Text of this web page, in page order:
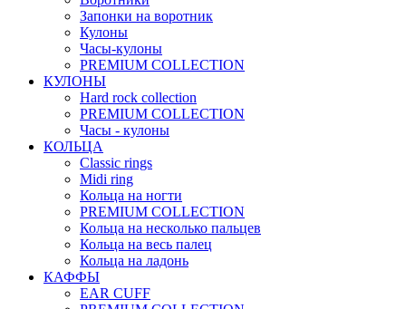
Запонки на воротник
Кулоны
Часы-кулоны
PREMIUM COLLECTION
КУЛОНЫ
Hard rock collection
PREMIUM COLLECTION
Часы - кулоны
КОЛЬЦА
Classic rings
Midi ring
Кольца на ногти
PREMIUM COLLECTION
Кольца на несколько пальцев
Кольца на весь палец
Кольца на ладонь
КАФФЫ
EAR CUFF